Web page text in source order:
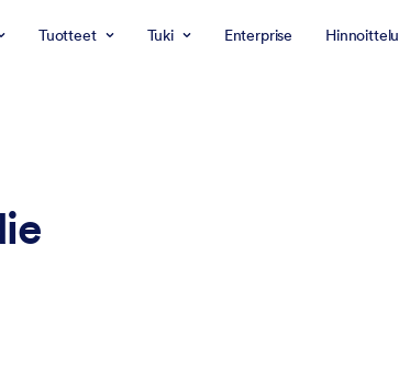
Tuotteet Tuki Enterprise Hinnoittelu